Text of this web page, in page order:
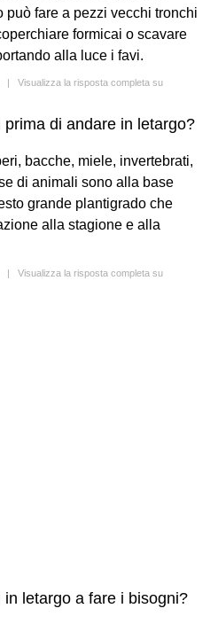
può fare a pezzi vecchi tronchi
formicai o scavare
alla luce i favi.
| Visualizza la risposta completa su
di andare in letargo?
bacche, miele, invertebrati,
di animali sono alla base
grande plantigrado che
alla stagione e alla
| Visualizza la risposta completa su
letargo a fare i bisogni?